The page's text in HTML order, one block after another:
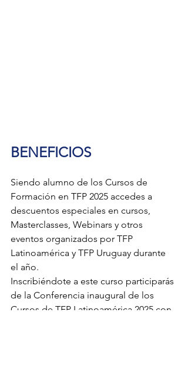
BENEFICIOS
Siendo alumno de los Cursos de
Formación en TFP 2025 accedes a
descuentos especiales en cursos,
Masterclasses, Webinars y otros
eventos organizados por TFP
Latinoamérica y TFP Uruguay durante
el año.
Inscribiéndote a este curso participarás
de la Conferencia inaugural de los
Cursos de TFP Latinoamérica 2025 con